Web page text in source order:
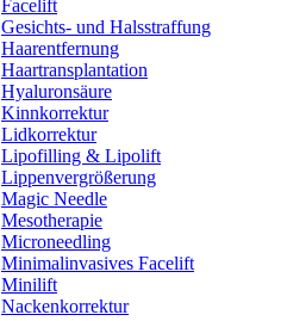
Facelift
Gesichts- und Halsstraffung
Haarentfernung
Haartransplantation
Hyaluronsäure
Kinnkorrektur
Lidkorrektur
Lipofilling & Lipolift
Lippenvergrößerung
Magic Needle
Mesotherapie
Microneedling
Minimalinvasives Facelift
Minilift
Nackenkorrektur